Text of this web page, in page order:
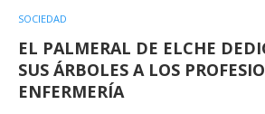
SOCIEDAD
EL PALMERAL DE ELCHE
SUS ÁRBOLES A LOS
ENFERMERÍA